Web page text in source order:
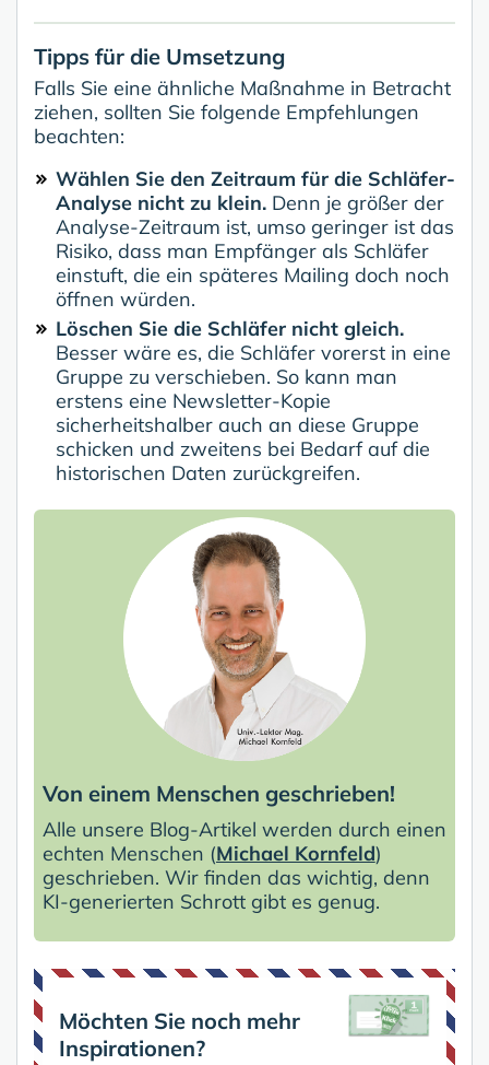
Tipps für die Umsetzung
Falls Sie eine ähnliche Maßnahme in Betracht
ziehen, sollten Sie folgende Empfehlungen
beachten:
Wählen Sie den Zeitraum für die Schläfer-
Analyse nicht zu klein. Denn je größer der
Analyse-Zeitraum ist, umso geringer ist das
Risiko, dass man Empfänger als Schläfer
einstuft, die ein späteres Mailing doch noch
öffnen würden.
Löschen Sie die Schläfer nicht gleich.
Besser wäre es, die Schläfer vorerst in eine
Gruppe zu verschieben. So kann man
erstens eine Newsletter-Kopie
sicherheitshalber auch an diese Gruppe
schicken und zweitens bei Bedarf auf die
historischen Daten zurückgreifen.
Von einem Menschen geschrieben!
Alle unsere Blog-Artikel werden durch einen
echten Menschen (Michael Kornfeld)
geschrieben. Wir finden das wichtig, denn
KI-generierten Schrott gibt es genug.
Möchten Sie noch mehr
Inspirationen?